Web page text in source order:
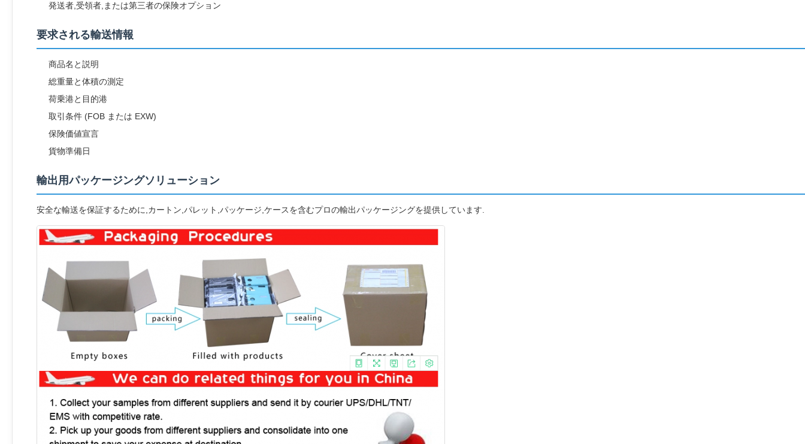
発送者,受領者,または第三者の保険オプション
要求される輸送情報
商品名と説明
総重量と体積の測定
荷乗港と目的港
取引条件 (FOB または EXW)
保険価値宣言
貨物準備日
輸出用パッケージングソリューション
安全な輸送を保証するために,カートン,パレット,パッケージ,ケースを含むプロの輸出パッケージングを提供しています.